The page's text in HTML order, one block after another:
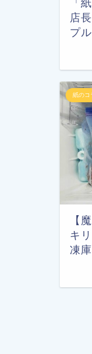
「
店
プ
紙のコ
【
キ
凍